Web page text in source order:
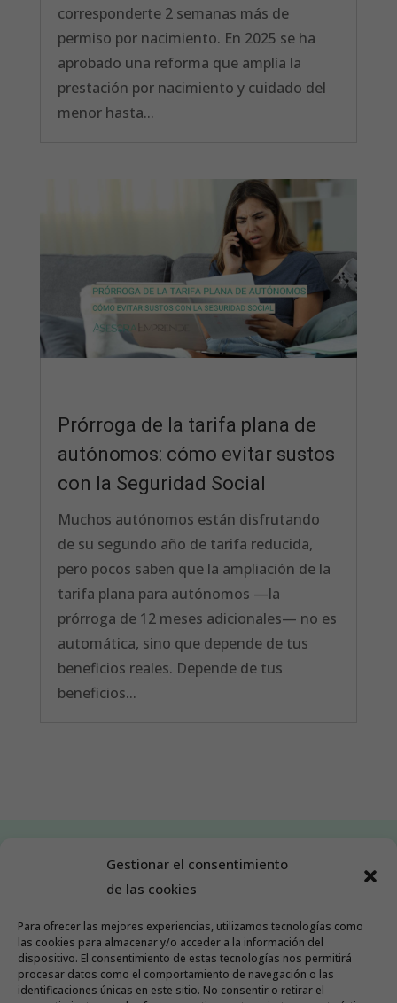
Gestionar el consentimiento
de las cookies
Para ofrecer las mejores experiencias, utilizamos tecnologías como
las cookies para almacenar y/o acceder a la información del
dispositivo. El consentimiento de estas tecnologías nos permitirá
procesar datos como el comportamiento de navegación o las
identificaciones únicas en este sitio. No consentir o retirar el
corresponderte 2 semanas más de
permiso por nacimiento. En 2025 se ha
aprobado una reforma que amplía la
prestación por nacimiento y cuidado del
menor hasta...
Prórroga de la tarifa plana de
autónomos: cómo evitar sustos
con la Seguridad Social
Muchos autónomos están disfrutando
de su segundo año de tarifa reducida,
pero pocos saben que la ampliación de la
tarifa plana para autónomos —la
prórroga de 12 meses adicionales— no es
automática, sino que depende de tus
beneficios reales. Depende de tus
beneficios...
SÍGUEME EN MIS REDES:
@asesoraemprende